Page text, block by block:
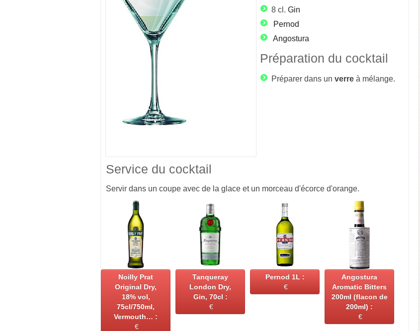
8 cl. Gin
Pernod
Angostura
Préparation du cocktail
Préparer dans un verre à mélange.
Service du cocktail
Servir dans un coupe avec de la glace et un morceau d'écorce d'orange.
Noilly Prat
Original Dry,
18% vol,
75cl/750ml,
Vermouth… :
€
Tanqueray
London Dry,
Gin, 70cl :
€
Pernod 1L :
€
Angostura
Aromatic Bitters
200ml (flacon de
200ml) :
€